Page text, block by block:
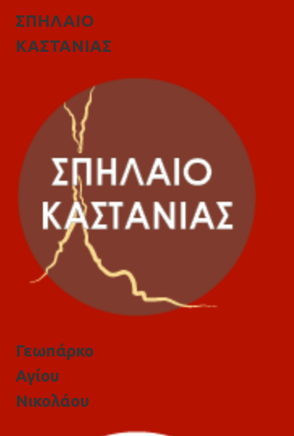
ΣΠΗΛΑΙΟ
ΚΑΣΤΑΝΙΑΣ
Γεωπάρκο
Αγίου
Νικολάου